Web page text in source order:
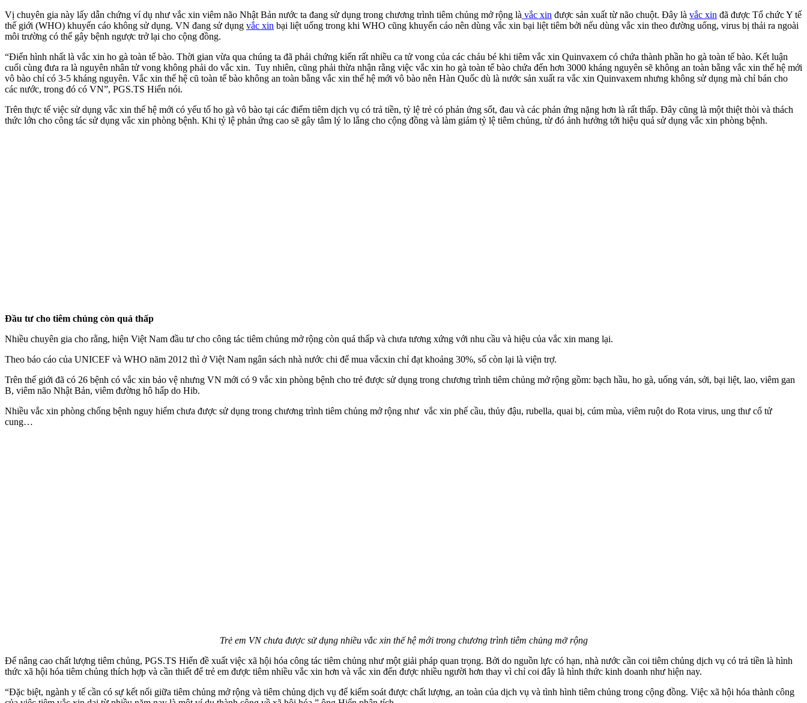
Vị chuyên gia này lấy dẫn chứng ví dụ như vắc xin viêm não Nhật Bản nước ta đang sử dụng trong chương trình tiêm chủng mở rộng là vắc xin được sản xuất từ não chuột. Đây là vắc xin đã được Tổ chức Y tế
thế giới (WHO) khuyến cáo không sử dụng. VN đang sử dụng vắc xin bại liệt uống trong khi WHO cũng khuyến cáo nên dùng vắc xin bại liệt tiêm bởi nếu dùng vắc xin theo đường uống, virus bị thải ra ngoài
môi trường có thể gây bệnh ngược trở lại cho cộng đồng.
“Điển hình nhất là vắc xin ho gà toàn tế bào. Thời gian vừa qua chúng ta đã phải chứng kiến rất nhiều ca t‌ử von‌g của các cháu bé khi tiêm vắc xin Quinvaxem có chứa thành phần ho gà toàn tế bào. Kết luận
cuối cùng đưa ra là nguyên nhân t‌ử von‌g không phải do vắc xin. Tuy nhiên, cũng phải thừa nhận rằng việc vắc xin ho gà toàn tế bào chứa đến hơn 3000 kháng nguyên sẽ không an toàn bằng vắc xin thế hệ mới
vô bào chỉ có 3-5 kháng nguyên. Vắc xin thế hệ cũ toàn tế bào không an toàn bằng vắc xin thế hệ mới vô bào nên Hàn Quốc dù là nước sản xuất ra vắc xin Quinvaxem nhưng không sử dụng mà chỉ bán cho
các nước, trong đó có VN”, PGS.TS Hiển nói.
Trên thực tế việc sử dụng vắc xin thế hệ mới có yếu tố ho gà vô bào tại các điểm tiêm dịch vụ có trả tiền, tỷ lệ trẻ có phản ứng sốt, đau và các phản ứng nặng hơn là rất thấp. Đây cũng là một thiệt thòi và thách
thức lớn cho công tác sử dụng vắc xin phòng bệnh. Khi tỷ lệ phản ứng cao sẽ gây tâm lý lo lắng cho cộng đồng và làm giảm tỷ lệ tiêm chủng, từ đó ảnh hưởng tới hiệu quả sử dụng vắc xin phòng bệnh.
Đầu tư cho tiêm chủng còn quá thấp
Nhiều chuyên gia cho rằng, hiện Việt Nam đầu tư cho công tác tiêm chủng mở rộng còn quá thấp và chưa tương xứng với nhu cầu và hiệu của vắc xin mang lại.
Theo báo cáo của UNICEF và WHO năm 2012 thì ở Việt Nam ngân sách nhà nước chi để mua vắcxin chỉ đạt khoảng 30%, số còn lại là viện trợ.
Trên thế giới đã có 26 bệnh có vắc xin bảo vệ nhưng VN mới có 9 vắc xin phòng bệnh cho trẻ được sử dụng trong chương trình tiêm chủng mở rộng gồm: bạch hầu, ho gà, uống ván, sởi, bại liệt, lao, viêm gan
B, viêm não Nhật Bản, viêm đường hô hấp do Hib.
Nhiều vắc xin phòng chống bệnh nguy hiểm chưa được sử dụng trong chương trình tiêm chủng mở rộng như vắc xin phế cầu, thủy đậu, rubella, quai bị, cúm mùa, viêm ruột do Rota virus, ung thư cổ tử
cung…
Trẻ em VN chưa được sử dụng nhiều vắc xin thế hệ mới trong chương trình tiêm chủng mở rộng
Để nâng cao chất lượng tiêm chủng, PGS.TS Hiển đề xuất việc xã hội hóa công tác tiêm chủng như một giải pháp quan trọng. Bởi do nguồn lực có hạn, nhà nước cần coi tiêm chủng dịch vụ có trả tiền là hình
thức xã hội hóa tiêm chủng thích hợp và cần thiết để trẻ em được tiêm nhiều vắc xin hơn và vắc xin đến được nhiều người hơn thay vì chỉ coi đây là hình thức kinh doanh như hiện nay.
“Đặc biệt, ngành y tế cần có sự kết nối giữa tiêm chủng mở rộng và tiêm chủng dịch vụ để kiểm soát được chất lượng, an toàn của dịch vụ và tình hình tiêm chủng trong cộng đồng. Việc xã hội hóa thành công